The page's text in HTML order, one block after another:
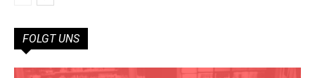
FOLGT UNS